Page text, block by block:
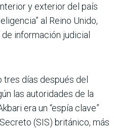
y exterior del país
al Reino Unido,
información judicial
tres días después del
las autoridades de la
era un “espía clave”
(SIS) británico, más